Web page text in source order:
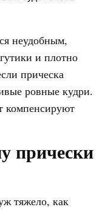
неудобным,
и плотно
прическа
ровные кудри.
компенсируют
прически
тяжело, как